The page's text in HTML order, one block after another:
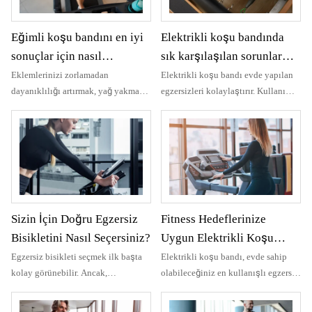
yakmanıza ve formda kalmanıza
yardımcı olur. Ancak kullanımları
oldukça farklıdır.
tanır ve farklı fitness hedeflerine
uygundur.
Eğimli koşu bandını en iyi
sonuçlar için nasıl
kullanmalısınız?
Eklemlerinizi zorlamadan
dayanıklılığı artırmak, yağ yakmak
geliştirmek için en iyi aletlerden biri
eğimli koşu bandıdır. Koşu
platformunu yukarı kaldırarak
sıradan bir yürüyüşü güçlü bir
yokuş yukarı antrenmana
dönüştürür. Olumlu yanı ise sonuç
almak için karmaşık egzersizlere
ihtiyaç duymamanızdır.
Elektrikli koşu bandında
sık karşılaşılan sorunlar
nasıl giderilir?
Elektrikli koşu bandı evde yapılan
egzersizleri kolaylaştırır. Kullanımı
Elektrikli koşu bandı ile koşu
bandını kurmak ve egzersize
başlamak için zaman veya ekstra
enerji harcamanıza gerek kalmaz.
Sizin İçin Doğru Egzersiz
Bisikletini Nasıl Seçersiniz?
Egzersiz bisikleti seçmek ilk başta
kolay görünebilir. Ancak,
aralarından seçim yapabileceğiniz
Fitness Hedeflerinize
Uygun Elektrikli Koşu
Bandını Nasıl Seçersiniz?
Elektrikli koşu bandı, evde sahip
olabileceğiniz en kullanışlı egzersiz
zaman iç mekanda yürüyebilir,